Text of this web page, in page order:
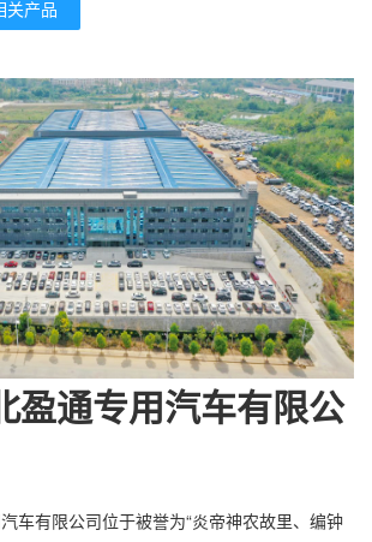
关产品
盈通专用汽车有限公
车有限公司位于被誉为“炎帝神农故里、编钟